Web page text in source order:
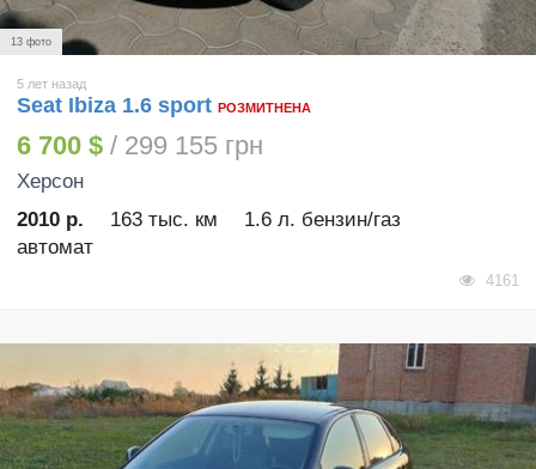
13 фото
5 лет назад
Seat Ibiza 1.6 sport РОЗМИТНЕНА
6 700 $ / 299 155 грн
Херсон
2010 р.
163 тыс. км
1.6 л. бензин/газ
автомат
4161